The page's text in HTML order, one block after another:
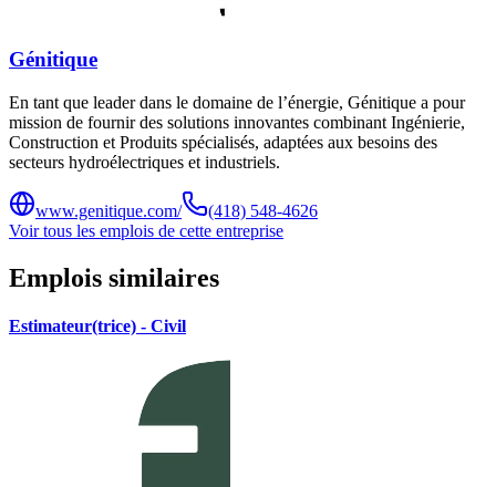
Génitique
En tant que leader dans le domaine de l’énergie, Génitique a pour
mission de fournir des solutions innovantes combinant Ingénierie,
Construction et Produits spécialisés, adaptées aux besoins des
secteurs hydroélectriques et industriels.
www.genitique.com/
(418) 548-4626
Voir tous les emplois de cette entreprise
Emplois similaires
Estimateur(trice) - Civil